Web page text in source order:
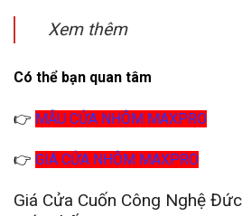
Xem thêm
Có thể bạn quan tâm
👉 MẪU CỬA NHÔM MAXPRO
👉 GIÁ CỬA NHÔM MAXPRO
Giá Cửa Cuốn Công Nghệ